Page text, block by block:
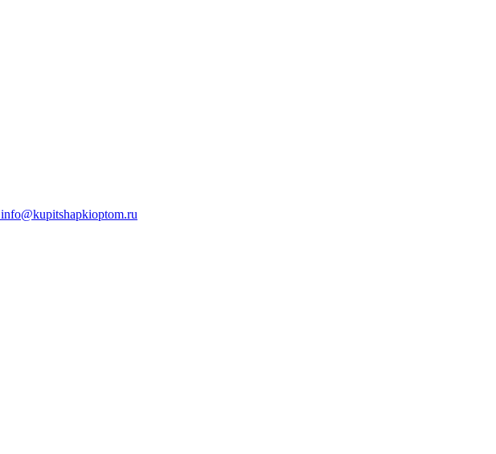
info@kupitshapkioptom.ru